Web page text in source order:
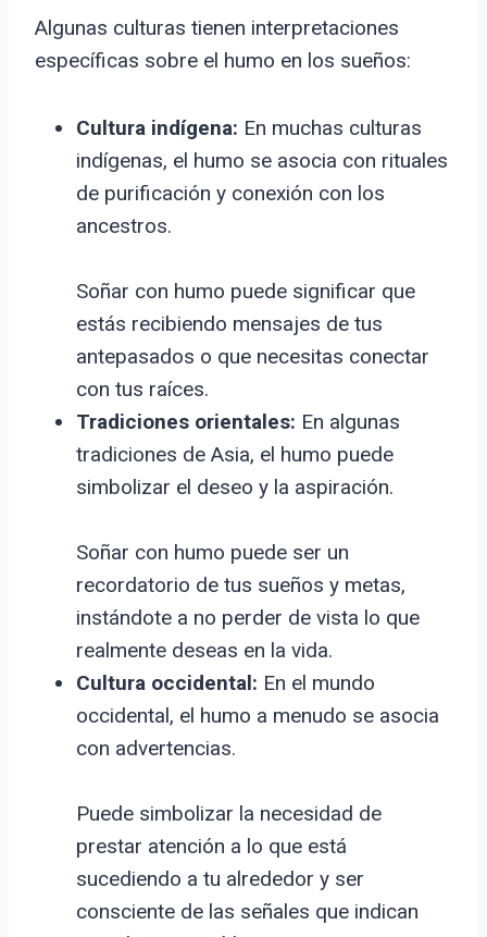
Algunas culturas tienen interpretaciones
específicas sobre el humo en los sueños:
Cultura indígena: En muchas culturas
indígenas, el humo se asocia con rituales
de purificación y conexión con los
ancestros.
Soñar con humo puede significar que
estás recibiendo mensajes de tus
antepasados o que necesitas conectar
con tus raíces.
Tradiciones orientales: En algunas
tradiciones de Asia, el humo puede
simbolizar el deseo y la aspiración.
Soñar con humo puede ser un
recordatorio de tus sueños y metas,
instándote a no perder de vista lo que
realmente deseas en la vida.
Cultura occidental: En el mundo
occidental, el humo a menudo se asocia
con advertencias.
Puede simbolizar la necesidad de
prestar atención a lo que está
sucediendo a tu alrededor y ser
consciente de las señales que indican